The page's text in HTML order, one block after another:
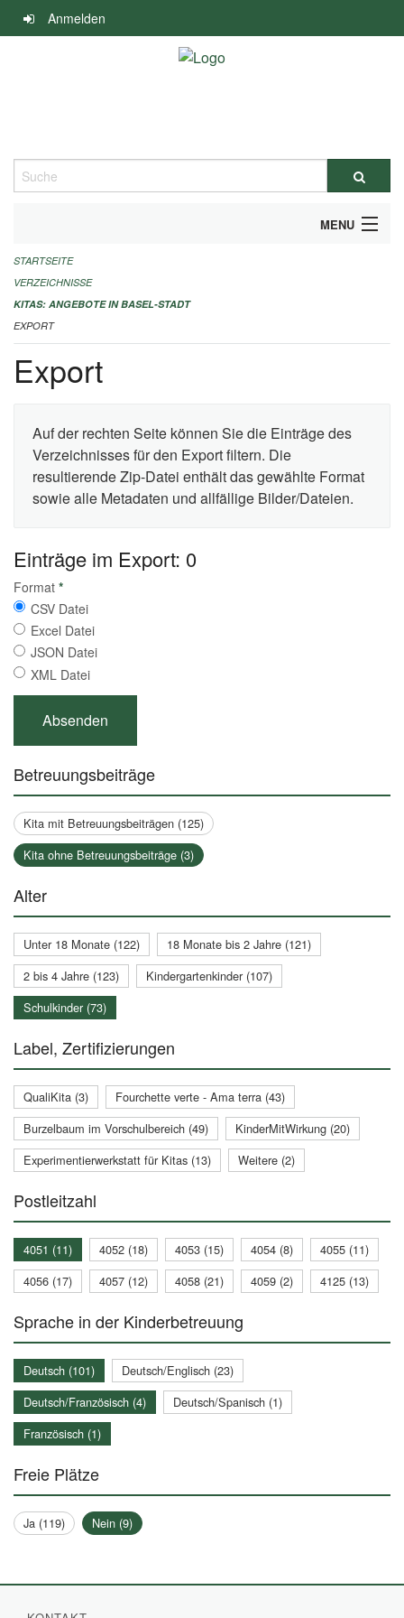
Navigation
überspringen
Anmelden
Suche
MENU
ALLGEMEINE INFORMATIONEN
IMPRESSUM
STARTSEITE
VERZEICHNISSE
KITAS: ANGEBOTE IN BASEL-STADT
EXPORT
Export
Auf der rechten Seite können Sie die Einträge des
Verzeichnisses für den Export filtern. Die
resultierende Zip-Datei enthält das gewählte Format
sowie alle Metadaten und allfällige Bilder/Dateien.
Einträge im Export: 0
Format *
CSV Datei
Excel Datei
JSON Datei
XML Datei
Betreuungsbeiträge
Kita mit Betreuungsbeiträgen (125)
Kita ohne Betreuungsbeiträge (3)
Alter
Unter 18 Monate (122)
18 Monate bis 2 Jahre (121)
2 bis 4 Jahre (123)
Kindergartenkinder (107)
Schulkinder (73)
Label, Zertifizierungen
QualiKita (3)
Fourchette verte - Ama terra (43)
Burzelbaum im Vorschulbereich (49)
KinderMitWirkung (20)
Experimentierwerkstatt für Kitas (13)
Weitere (2)
Postleitzahl
4051 (11) 4052 (18) 4053 (15) 4054 (8)
4055 (11)
4056 (17)
4057 (12) 4058 (21) 4059 (2) 4125 (13)
Sprache in der Kinderbetreuung
Deutsch (101)
Deutsch/Englisch (23)
Deutsch/Französisch (4)
Deutsch/Spanisch (1)
Französisch (1)
Freie Plätze
Ja (119) Nein (9)